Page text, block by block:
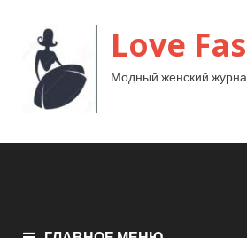
Love
Модный женский